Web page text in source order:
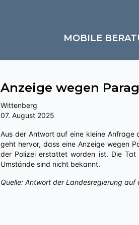
MOBILE
Anzeige wegen
Wittenberg
07. August 2025
Aus der Antwort auf eine kleine Anfrage an die Landesregierung Sachsen-Anhalts zu „Politisch motivierte Kriminalität – rechts“
geht hervor, dass eine Anzeige wegen
der Polizei erstattet worden ist. Die
Umstände sind nicht bekannt.
Quelle: Antwort der Landesregierung